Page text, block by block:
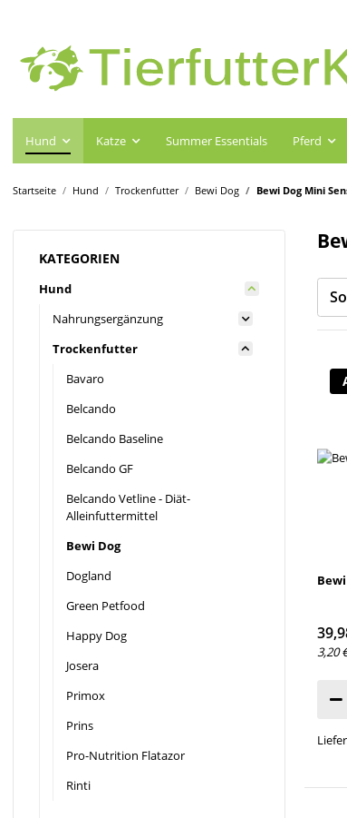
Hund Katze Summer Essentials Pferd
Startseite Hund Trockenfutter Bewi Dog Bewi Dog Mini
3,20
KATEGORIEN
Hund
Nahrungsergänzung
Trockenfutter
Bavaro
Belcando
Belcando Baseline
Belcando GF
Belcando Vetline - Diät-
Alleinfuttermittel
Bewi Dog
Dogland
Green Petfood
Happy Dog
Josera
Primox
Prins
Pro-Nutrition Flatazor
Rinti